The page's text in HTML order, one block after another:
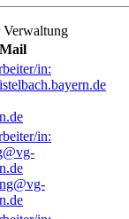
Verwaltung
Mail